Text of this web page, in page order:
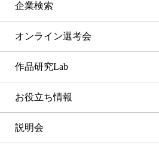
企業検索
オンライン選考会
作品研究Lab
お役立ち情報
説明会